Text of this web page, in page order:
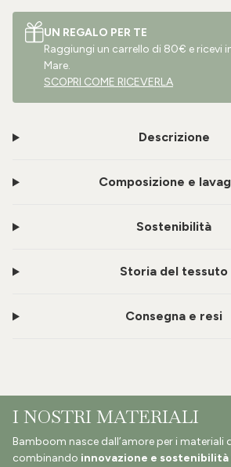
UN REGALO PER TE
Raggiungi un carrello di 80€ e ricevi
Mare.
SCOPRI COME RICEVERLA
Descrizione
Composizione e
Sostenibilità
Storia del tessuto
Consegna e resi
I NOSTRI MATERIALI
Bamboom nasce dall’amore per i materiali
combinando innovazione e sostenibilità